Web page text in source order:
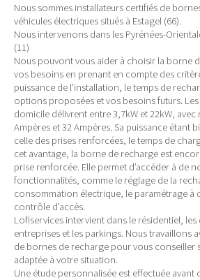
Nous sommes installateurs certifiés de
véhicules électriques situés à Estagel (66).
Nous intervenons dans les Pyrénées-
(11)
Nous pouvont vous aider à choisir la borne
vos besoins en prenant en compte des
puissance de l’installation, le temps de
options proposées et vos besoins futurs.
domicile délivrent entre 3,7kW et 22kW, avec
Ampères et 32 Ampères. Sa puissance étant
celle des prises renforcées, le temps de
cet avantage, la borne de recharge est
prise renforcée. Elle permet d’accéder à de
fonctionnalités, comme le réglage de la
consommation électrique, le paramétrage à
contrôle d’accès.
Lofiservices intervient dans le résidentiel,
entreprises et les parkings. Nous travaillons
de bornes de recharge pour vous conseiller
adaptée à votre situation.
Une étude personnalisée est effectuée avant